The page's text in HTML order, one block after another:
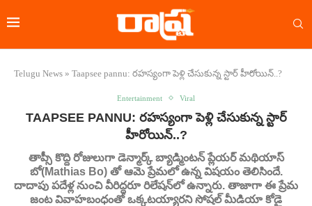
Telugu News » Taapsee pannu: రహస్యంగా పెళ్లి చేసుకున్న స్టార్ హీరోయిన్..?
Entertainment Viral
TAAPSEE PANNU: రహస్యంగా పెళ్లి చేసుకున్న స్టార్
హీరోయిన్..?
తాప్సీ కొద్ది రోజులుగా డెన్మార్క్ బ్యాడ్మింటన్ ప్లేయర్ మథియాస్
బో(Mathias Bo) తో ఆమె ప్రేమలో ఉన్న విషయం తెలిసిందే.
దాదాపు పదేళ్ల నుంచి వీరిద్దరూ రిలేషన్‌లో ఉన్నారు. తాజాగా ఈ ప్రేమ
జంట వివాహబంధంతో ఒక్కటయ్యారని సోషల్ మీడియా కోడై